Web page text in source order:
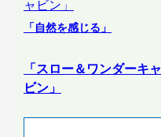
「自然を感じる」
「スロー＆ワンダーキャ
ビン」